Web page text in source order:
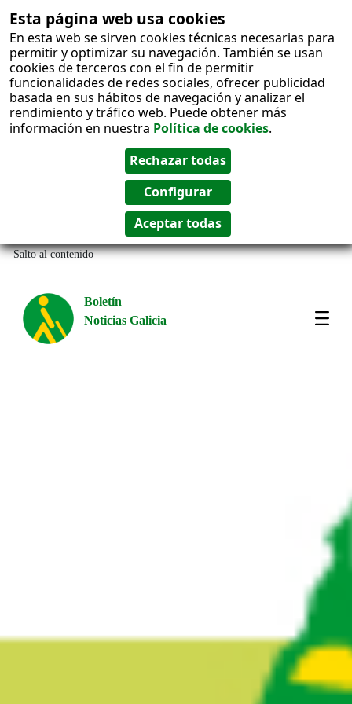
Esta página web usa cookies
En esta web se sirven cookies técnicas necesarias para
permitir y optimizar su navegación. También se usan
cookies de terceros con el fin de permitir
funcionalidades de redes sociales, ofrecer publicidad
basada en sus hábitos de navegación y analizar el
rendimiento y tráfico web. Puede obtener más
información en nuestra Política de cookies.
Salto al contenido
Boletín
Noticias Galicia